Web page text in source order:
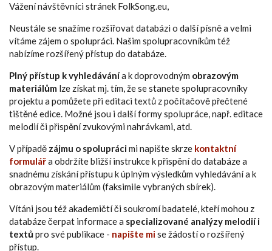
Vážení návštěvníci stránek FolkSong.eu,
Neustále se snažíme rozšiřovat databázi o další písně a velmi
vítáme zájem o spolupráci. Našim spolupracovníkům též
nabízíme rozšířený přístup do databáze.
Plný přístup k vyhledávánía k doprovodným obrazovým
materiálům lze získat mj. tím, že se stanete spolupracovníky
projektu a pomůžete při editaci textů z počítačově přečtené
tištěné edice. Možné jsou i další formy spolupráce, např. editace
melodií či přispění zvukovými nahrávkami, atd.
V případě zájmu o spoluprácimi napište skrze kontaktní
formulářa obdržíte bližší instrukce k přispění do databáze a
snadnému získání přístupu k úplným výsledkům vyhledávání a k
obrazovým materiálům (faksimile vybraných sbírek).
Vítáni jsou též akademičtí či soukromí badatelé, kteří mohou z
databáze čerpat informace a specializované analýzy melodií i
textůpro své publikace - napište mise žádostí o rozšířený
přístup.